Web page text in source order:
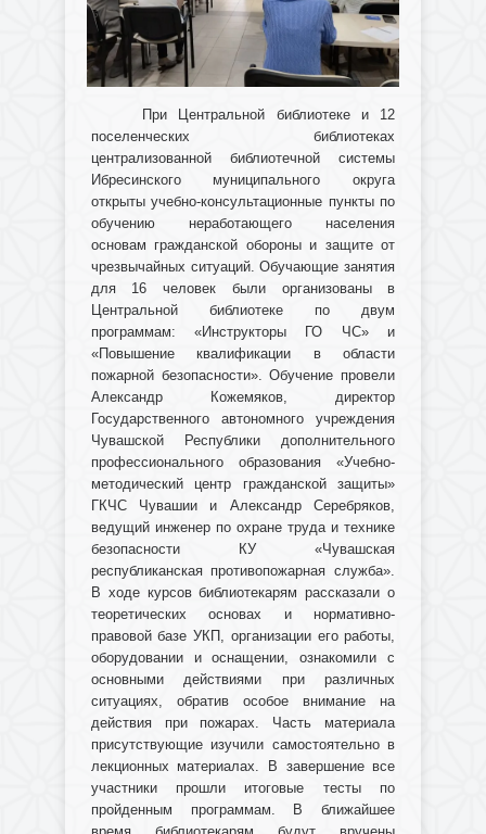
При Центральной библиотеке и 12
поселенческих библиотеках
централизованной библиотечной системы
Ибресинского муниципального округа
открыты учебно-консультационные пункты по
обучению неработающего населения
основам гражданской обороны и защите от
чрезвычайных ситуаций. Обучающие занятия
для 16 человек были организованы в
Центральной библиотеке по двум
программам: «Инструкторы ГО ЧС» и
«Повышение квалификации в области
пожарной безопасности». Обучение провели
Александр Кожемяков, директор
Государственного автономного учреждения
Чувашской Республики дополнительного
профессионального образования «Учебно-
методический центр гражданской защиты»
ГКЧС Чувашии и Александр Серебряков,
ведущий инженер по охране труда и технике
безопасности КУ «Чувашская
республиканская противопожарная служба».
В ходе курсов библиотекарям рассказали о
теоретических основах и нормативно-
правовой базе УКП, организации его работы,
оборудовании и оснащении, ознакомили с
основными действиями при различных
ситуациях, обратив особое внимание на
действия при пожарах. Часть материала
присутствующие изучили самостоятельно в
лекционных материалах. В завершение все
участники прошли итоговые тесты по
пройденным программам. В ближайшее